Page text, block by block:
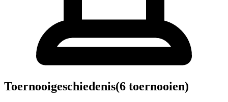
Toernooigeschiedenis(6 toernooien)